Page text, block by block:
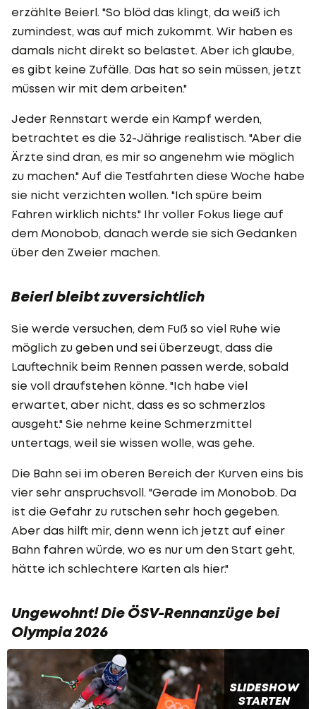
erzählte Beierl. "So blöd das klingt, da weiß ich
zumindest, was auf mich zukommt. Wir haben es
damals nicht direkt so belastet. Aber ich glaube,
es gibt keine Zufälle. Das hat so sein müssen, jetzt
müssen wir mit dem arbeiten."
Jeder Rennstart werde ein Kampf werden,
betrachtet es die 32-Jährige realistisch. "Aber die
Ärzte sind dran, es mir so angenehm wie möglich
zu machen." Auf die Testfahrten diese Woche habe
sie nicht verzichten wollen. "Ich spüre beim
Fahren wirklich nichts." Ihr voller Fokus liege auf
dem Monobob, danach werde sie sich Gedanken
über den Zweier machen.
Beierl bleibt zuversichtlich
Sie werde versuchen, dem Fuß so viel Ruhe wie
möglich zu geben und sei überzeugt, dass die
Lauftechnik beim Rennen passen werde, sobald
sie voll draufstehen könne. "Ich habe viel
erwartet, aber nicht, dass es so schmerzlos
ausgeht." Sie nehme keine Schmerzmittel
untertags, weil sie wissen wolle, was gehe.
Die Bahn sei im oberen Bereich der Kurven eins bis
vier sehr anspruchsvoll. "Gerade im Monobob. Da
ist die Gefahr zu rutschen sehr hoch gegeben.
Aber das hilft mir, denn wenn ich jetzt auf einer
Bahn fahren würde, wo es nur um den Start geht,
hätte ich schlechtere Karten als hier."
Ungewohnt! Die ÖSV-Rennanzüge bei
Olympia 2026
SLIDESHOW
STARTEN